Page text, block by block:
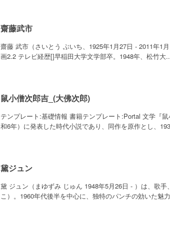
齋藤武市
齋藤 武市（さいとう ぶいち、1925年1月27日 - 2011年1
画2.2 テレビ経歴[]早稲田大学文学部卒。1948年、松竹大
鼠小僧次郎吉_(大佛次郎)
テンプレート:基礎情報 書籍テンプレート:Portal 文学『
和6年）に発表した時代小説であり、同作を原作とし、
黛ジュン
黛 ジュン（まゆずみ じゅん 1948年5月26日 - ）は、歌
こ）。1960年代後半を中心に、独特のパンチの効いた魅